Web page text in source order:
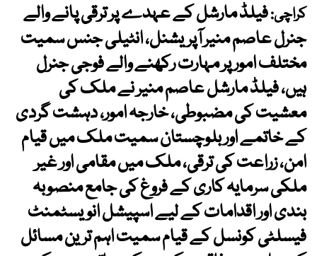
کراچی:فیلڈ مارشل کے عہدے پر ترقی پانے والے
جنرل عاصم منیر آپریشنل، انٹیلی جنس سمیت
مختلف امور پر مہارت رکھنے والے فوجی جنرل
ہیں، فیلڈ مارشل عاصم منیر نے ملک کی
معشیت کی مضبوطی، خارجہ امور، دہشت گردی
کے خاتمے اور بلوچستان سمیت ملک میں قیام
امن، زراعت کی ترقی، ملک میں مقامی اور غیر
ملکی سرمایہ کاری کے فروغ کی جامع منصوبہ
بندی اور اقدامات کے لیے اسپیشل انویسٹمنٹ
فیسلٹی کونسل کے قیام سمیت اہم ترین مسائل